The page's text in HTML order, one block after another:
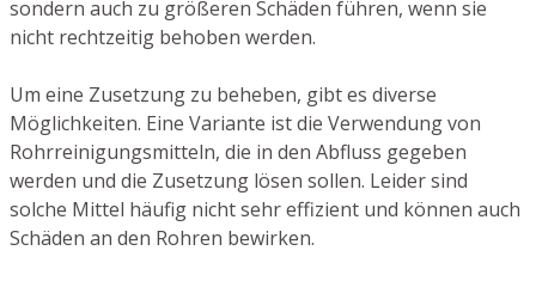
sondern auch zu größeren Schäden führen, wenn sie
nicht rechtzeitig behoben werden.
Um eine Zusetzung zu beheben, gibt es diverse
Möglichkeiten. Eine Variante ist die Verwendung von
Rohrreinigungsmitteln, die in den Abfluss gegeben
werden und die Zusetzung lösen sollen. Leider sind
solche Mittel häufig nicht sehr effizient und können auch
Schäden an den Rohren bewirken.